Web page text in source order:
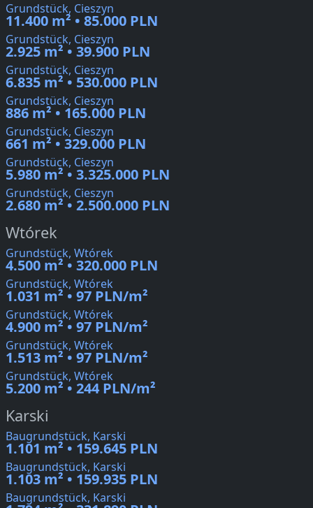
Grundstück, Cieszyn
11.400 m² • 85.000 PLN
Grundstück, Cieszyn
2.925 m² • 39.900 PLN
Grundstück, Cieszyn
6.835 m² • 530.000 PLN
Grundstück, Cieszyn
886 m² • 165.000 PLN
Grundstück, Cieszyn
661 m² • 329.000 PLN
Grundstück, Cieszyn
5.980 m² • 3.325.000 PLN
Grundstück, Cieszyn
2.680 m² • 2.500.000 PLN
Wtórek
Grundstück, Wtórek
4.500 m² • 320.000 PLN
Grundstück, Wtórek
1.031 m² • 97 PLN/m²
Grundstück, Wtórek
4.900 m² • 97 PLN/m²
Grundstück, Wtórek
1.513 m² • 97 PLN/m²
Grundstück, Wtórek
5.200 m² • 244 PLN/m²
Karski
Baugrundstück, Karski
1.101 m² • 159.645 PLN
Baugrundstück, Karski
1.103 m² • 159.935 PLN
Baugrundstück, Karski